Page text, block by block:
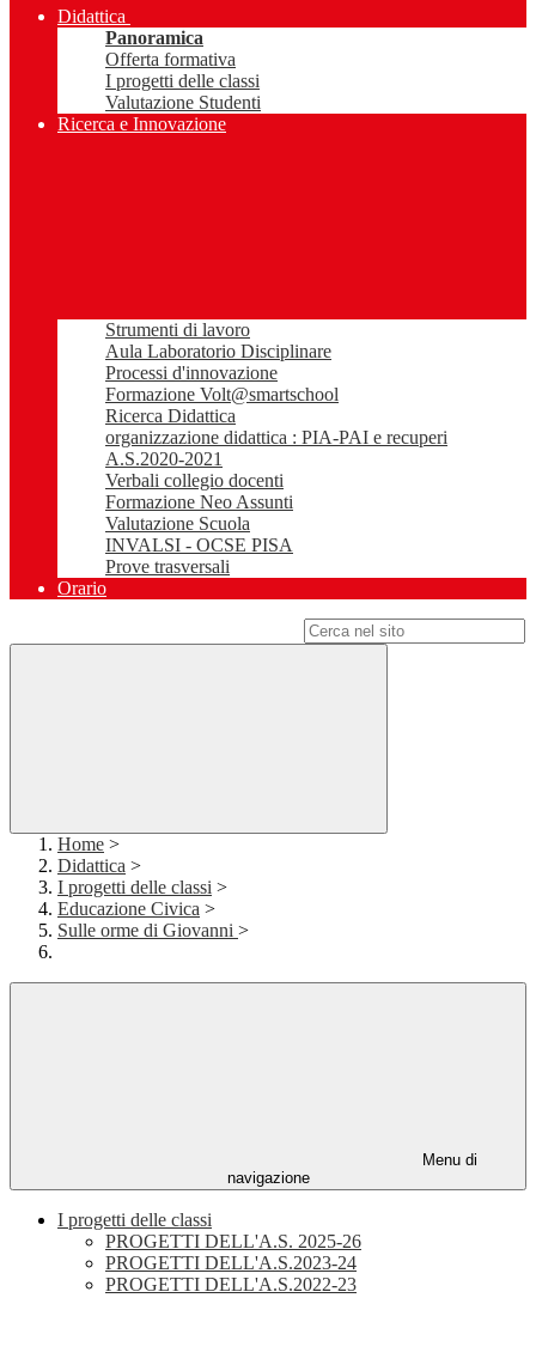
Didattica
Panoramica
Offerta formativa
I progetti delle classi
Valutazione Studenti
Ricerca e Innovazione
Strumenti di lavoro
Aula Laboratorio Disciplinare
Processi d'innovazione
Formazione Volt@smartschool
Ricerca Didattica
organizzazione didattica : PIA-PAI e recuperi
A.S.2020-2021
Verbali collegio docenti
Formazione Neo Assunti
Valutazione Scuola
INVALSI - OCSE PISA
Prove trasversali
Orario
Home >
Didattica >
I progetti delle classi >
Educazione Civica >
Sulle orme di Giovanni >
Menu di
navigazione
I progetti delle classi
PROGETTI DELL'A.S. 2025-26
PROGETTI DELL'A.S.2023-24
PROGETTI DELL'A.S.2022-23